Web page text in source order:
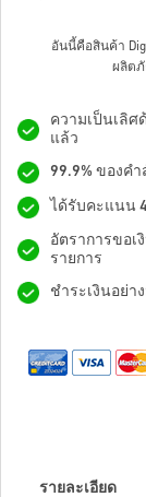
อันนี้คือสินค้า
ผลิต
ความเป็นเลิ
แล้ว
99.9% ของค
ได้รับคะแนน
อัตราการขอเ
รายการ
ชำระเงินอย่า
รายละเอียด